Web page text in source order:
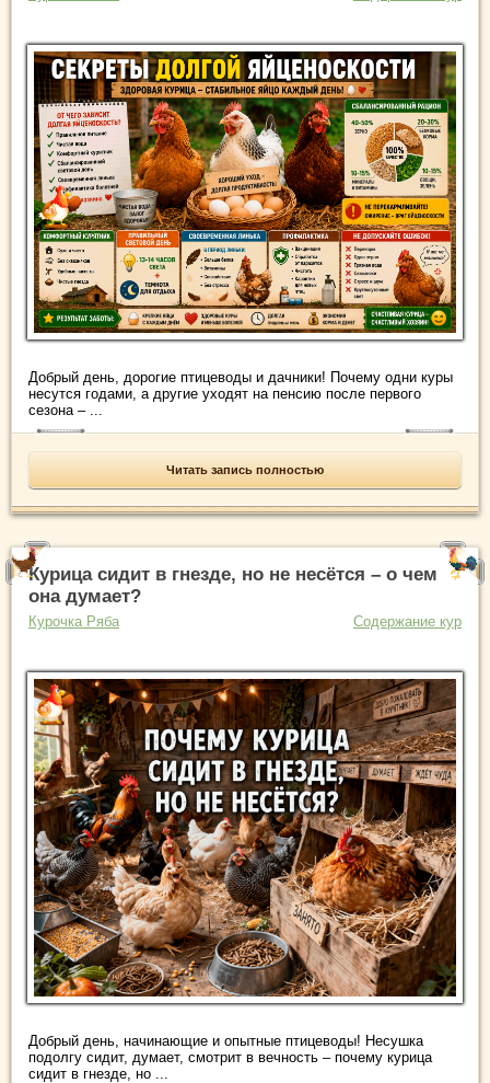
Добрый день, дорогие птицеводы и дачники! Почему одни куры
несутся годами, а другие уходят на пенсию после первого
сезона – ...
Читать запись полностью
Курица сидит в гнезде, но не несётся – о чем
она думает?
Курочка Ряба Содержание кур
Добрый день, начинающие и опытные птицеводы! Несушка
подолгу сидит, думает, смотрит в вечность – почему курица
сидит в гнезде, но ...